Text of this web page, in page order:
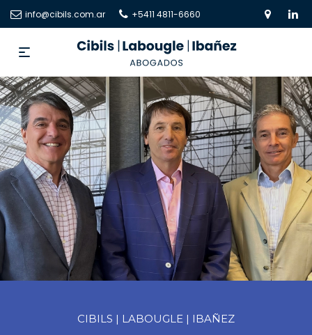
info@cibils.com.ar +5411 4811-6660
CIBILS | LABOUGLE | IBAÑEZ